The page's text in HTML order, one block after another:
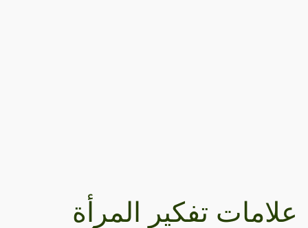
علامات تفكير المرأة